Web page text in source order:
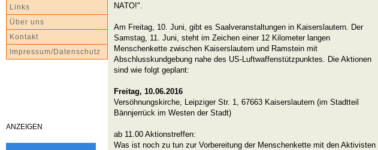
Links
Über uns
Kontakt
Impressum/Datenschutz
ANZEIGEN
NATO!".
Am Freitag, 10. Juni, gibt es Saalveranstaltungen in Kaiserslautern. Der
Samstag, 11. Juni, steht im Zeichen einer 12 Kilometer langen
Menschenkette zwischen Kaiserslautern und Ramstein mit
Abschlusskundgebung nahe des US-Luftwaffenstützpunktes. Die Aktionen
sind wie folgt geplant:
Freitag, 10.06.2016
Versöhnungskirche, Leipziger Str. 1, 67663 Kaiserslautern (im Stadtteil
Bännjerrück im Westen der Stadt)
ab 11.00 Aktionstreffen:
Was ist noch zu tun zur Vorbereitung der Menschenkette mit den Aktivisten